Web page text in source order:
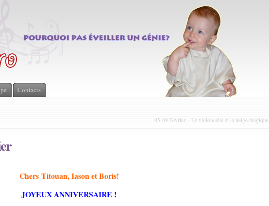
Contacts
05-09 Février – Le violoncelle et la neige magique
Chers Titouan, Iason et Boris!
JOYEUX ANNIVERSAIRE !